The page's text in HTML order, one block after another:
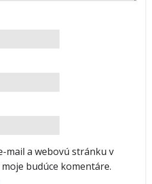
mail a webovú stránku v
budúce komentáre.